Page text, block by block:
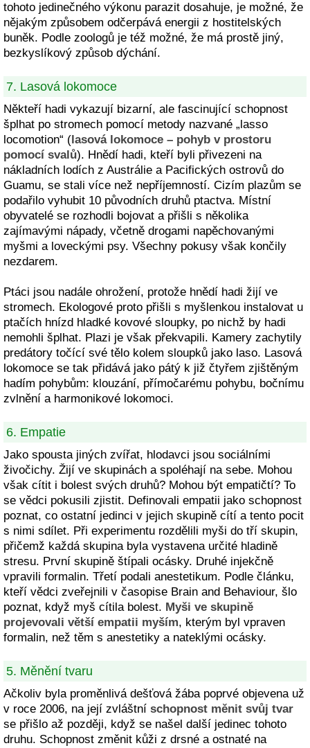
tohoto jedinečného výkonu parazit dosahuje, je možné, že
nějakým způsobem odčerpává energii z hostitelských
buněk. Podle zoologů je též možné, že má prostě jiný,
bezkyslíkový způsob dýchání.
7. Lasová lokomoce
Někteří hadi vykazují bizarní, ale fascinující schopnost
šplhat po stromech pomocí metody nazvané „lasso
locomotion“ (lasová lokomoce – pohyb v prostoru
pomocí svalů). Hnědí hadi, kteří byli přivezeni na
nákladních lodích z Austrálie a Pacifických ostrovů do
Guamu, se stali více než nepříjemností. Cizím plazům se
podařilo vyhubit 10 původních druhů ptactva. Místní
obyvatelé se rozhodli bojovat a přišli s několika
zajímavými nápady, včetně drogami napěchovanými
myšmi a loveckými psy. Všechny pokusy však končily
nezdarem.
Ptáci jsou nadále ohrožení, protože hnědí hadi žijí ve
stromech. Ekologové proto přišli s myšlenkou instalovat u
ptačích hnízd hladké kovové sloupky, po nichž by hadi
nemohli šplhat. Plazi je však překvapili. Kamery zachytily
predátory točící své tělo kolem sloupků jako laso. Lasová
lokomoce se tak přidává jako pátý k již čtyřem zjištěným
hadím pohybům: klouzání, přímočarému pohybu, bočnímu
zvlnění a harmonikové lokomoci.
6. Empatie
Jako spousta jiných zvířat, hlodavci jsou sociálními
živočichy. Žijí ve skupinách a spoléhají na sebe. Mohou
však cítit i bolest svých druhů? Mohou být empatičtí? To
se vědci pokusili zjistit. Definovali empatii jako schopnost
poznat, co ostatní jedinci v jejich skupině cítí a tento pocit
s nimi sdílet. Při experimentu rozdělili myši do tří skupin,
přičemž každá skupina byla vystavena určité hladině
stresu. První skupině štípali ocásky. Druhé injekčně
vpravili formalin. Třetí podali anestetikum. Podle článku,
kteří vědci zveřejnili v časopise Brain and Behaviour, šlo
poznat, když myš cítila bolest. Myši ve skupině
projevovali větší empatii myším, kterým byl vpraven
formalin, než těm s anestetiky a nateklými ocásky.
5. Měnění tvaru
Ačkoliv byla proměnlivá dešťová žába poprvé objevena už
v roce 2006, na její zvláštní schopnost měnit svůj tvar
se přišlo až později, když se našel další jedinec tohoto
druhu. Schopnost změnit kůži z drsné a ostnaté na